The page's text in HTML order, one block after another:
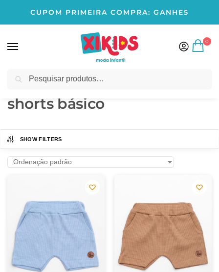
CUPOM PRIMEIRA COMPRA: GANHE5
0
Início Produtos marcados com a tag “shorts básico”
shorts básico
SHOW FILTERS